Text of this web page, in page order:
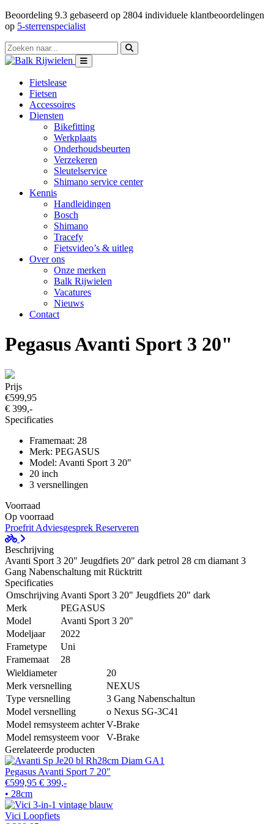
Beoordeling 9.3 gebaseerd op 2804 individuele klantbeoordelingen
op 5-sterrenspecialist
Fietslease
Fietsen
Accessoires
Diensten
Bikefitting
Werkplaats
Onderhoudsbeurten
Verzekeren
Sleutelservice
Shimano service center
Kennis
Handleidingen
Bosch
Shimano
Tracefy
Fietsvideo’s & uitleg
Over ons
Onze merken
Balk Rijwielen
Vacatures
Nieuws
Contact
Pegasus Avanti Sport 3 20"
Prijs
€599,95
€ 399,-
Specificaties
Framemaat: 28
Merk: PEGASUS
Model: Avanti Sport 3 20"
20 inch
3 versnellingen
Voorraad
Op voorraad
Proefrit Adviesgesprek Reserveren
Beschrijving
Avanti Sport 3 20" Jeugdfiets 20" dark petrol 28 cm diamant 3
Gang Nabenschaltung mit Rücktritt
Specificaties
Omschrijving Avanti Sport 3 20" Jeugdfiets 20" dark
Merk
PEGASUS
Model
Avanti Sport 3 20"
Modeljaar
2022
Frametype
Uni
Framemaat
28
Wieldiameter
20
Merk versnelling
NEXUS
Type versnelling
3 Gang Nabenschaltun
Model versnelling
o Nexus SG-3C41
Model remsysteem achterV-Brake
Model remsysteem voor
V-Brake
Gerelateerde producten
Pegasus Avanti Sport 7 20"
€599,95 € 399,-
• 28cm
Vici Loopfiets